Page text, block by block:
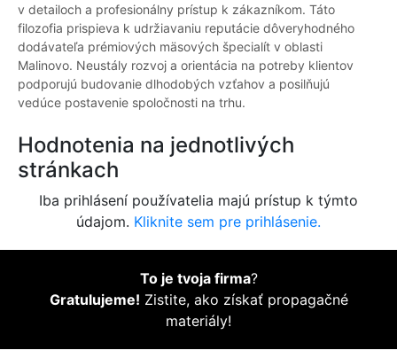
v detailoch a profesionálny prístup k zákazníkom. Táto
filozofia prispieva k udržiavaniu reputácie dôveryhodného
dodávateľa prémiových mäsových špecialít v oblasti
Malinovo. Neustály rozvoj a orientácia na potreby klientov
podporujú budovanie dlhodobých vzťahov a posilňujú
vedúce postavenie spoločnosti na trhu.
Hodnotenia na jednotlivých
stránkach
Iba prihlásení používatelia majú prístup k týmto
údajom. Kliknite sem pre prihlásenie.
To je tvoja firma?
Gratulujeme! Zistite, ako získať propagačné
materiály!